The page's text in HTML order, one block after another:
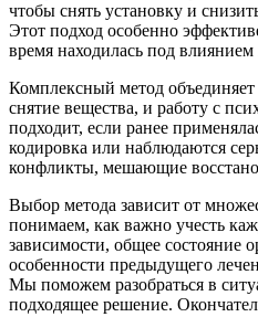
чтобы снять установку и
Этот подход особенно
время находилась под
Комплексный метод
снятие вещества, и работу с
подходит, если ранее
кодировка или наблюдаются
конфликты, мешающие
Выбор метода зависит от
понимаем, как важно учесть
зависимости, общее состояние
особенности предыдущего
Мы поможем разобраться в
подходящее решение.